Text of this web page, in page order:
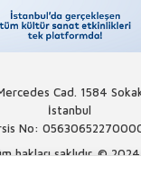
Cad. 1584
İstanbul
No:
hakları saklıdır. © 2024